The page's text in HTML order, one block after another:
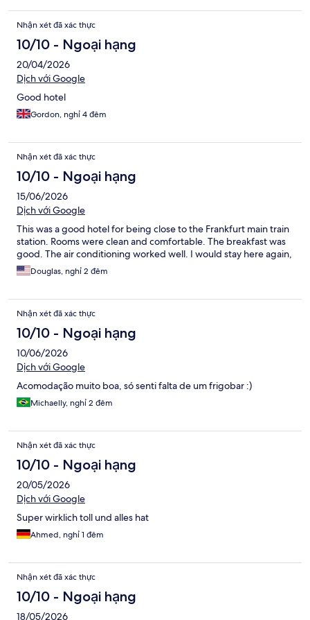
Nhận xét đã xác thực
10/10 - Ngoại hạng
20/04/2026
Dịch với Google
Good hotel
Gordon, nghỉ 4 đêm
Nhận xét đã xác thực
10/10 - Ngoại hạng
15/06/2026
Dịch với Google
This was a good hotel for being close to the Frankfurt main train
station. Rooms were clean and comfortable. The breakfast was
good. The air conditioning worked well. I would stay here again,
Douglas, nghỉ 2 đêm
Nhận xét đã xác thực
10/10 - Ngoại hạng
10/06/2026
Dịch với Google
Acomodação muito boa, só senti falta de um frigobar :)
Michaelly, nghỉ 2 đêm
Nhận xét đã xác thực
10/10 - Ngoại hạng
20/05/2026
Dịch với Google
Super wirklich toll und alles hat
Ahmed, nghỉ 1 đêm
Nhận xét đã xác thực
10/10 - Ngoại hạng
18/05/2026